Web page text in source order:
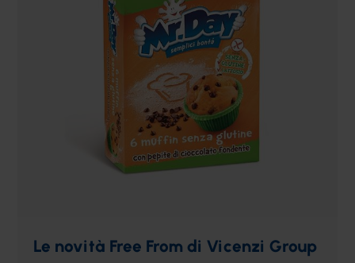
Le novità Free From di Vicenzi Group